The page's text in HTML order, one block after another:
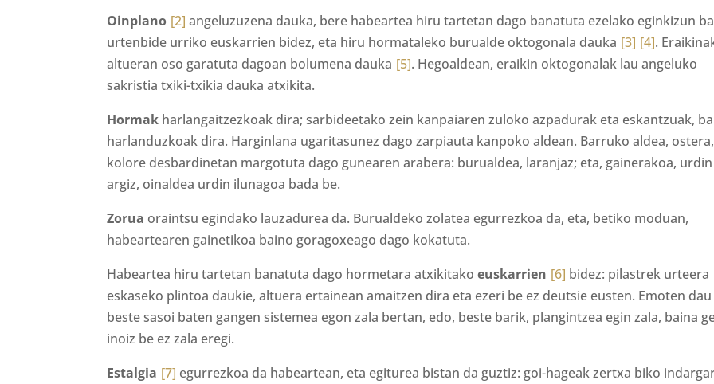
Oinplano [2]angeluzuzena dauka, bere habeartea hiru tartetan dago banatuta ezelako eginkizun
urtenbide urriko euskarrien bidez, eta hiru hormataleko burualde oktogonala dauka [3] [4].
altueran oso garatuta dagoan bolumena dauka [5]. Hegoaldean, eraikin oktogonalak lau angeluko
sakristia txiki-txikia dauka atxikita.
Hormak harlangaitzezkoak dira; sarbideetako zein kanpaiaren zuloko azpadurak eta eskantzuak,
harlanduzkoak dira. Harginlana ugaritasunez dago zarpiauta kanpoko aldean. Barruko aldea, ostera,
kolore desbardinetan margotuta dago gunearen arabera: burualdea, laranjaz; eta, gainerakoa, urdin
argiz, oinaldea urdin ilunagoa bada be.
Zorua oraintsu egindako lauzadurea da. Burualdeko zolatea egurrezkoa da, eta, betiko moduan,
habeartearen gainetikoa baino goragoxeago dago kokatuta.
Habeartea hiru tartetan banatuta dago hormetara atxikitakoeuskarrien [6] bidez: pilastrek urteera
eskaseko plintoa daukie, altuera ertainean amaitzen dira eta ezeri be ez deutsie eusten. Emoten dau
beste sasoi baten gangen sistemea egon zala bertan, edo, beste barik, plangintzea egin zala, baina
inoiz be ez zala eregi.
Estalgia [7] egurrezkoa da habeartean, eta egiturea bistan da guztiz: goi-hageak zertxa biko